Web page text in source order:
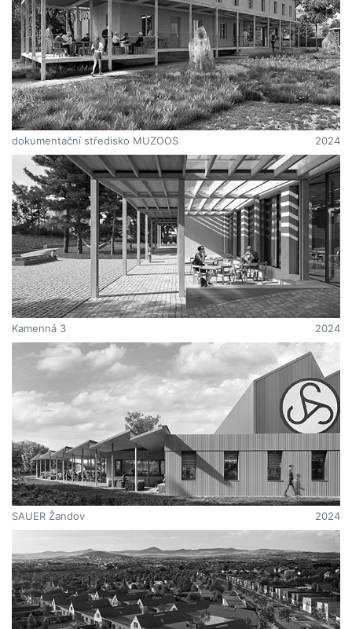
dokumentační středisko MUZOOS 2024
Kamenná 3 2024
SAUER Žandov 2024